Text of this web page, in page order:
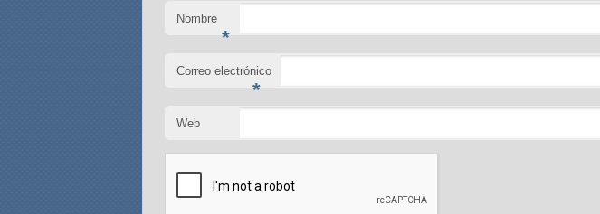
Nombre
*
Correo electrónico
*
Web